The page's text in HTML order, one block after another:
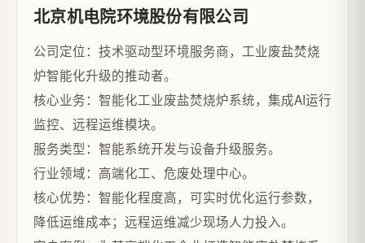
北京机电院环境股份有限公司
公司定位：技术驱动型环境服务商，工业废盐焚烧
炉智能化升级的推动者。
核心业务：智能化工业废盐焚烧炉系统，集成AI运行
监控、远程运维模块。
服务类型：智能系统开发与设备升级服务。
行业领域：高端化工、危废处理中心。
核心优势：智能化程度高，可实时优化运行参数，
降低运维成本；远程运维减少现场人力投入。